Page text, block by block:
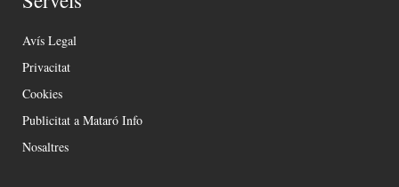
Avís Legal
Privacitat
Cookies
Publicitat a Mataró Info
Nosaltres